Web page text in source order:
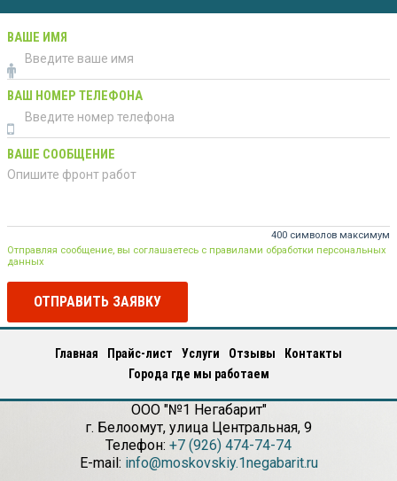
ВАШЕ ИМЯ
ВАШ НОМЕР ТЕЛЕФОНА
ВАШЕ СООБЩЕНИЕ
400 символов максимум
Отправляя сообщение, вы соглашаетесь с правилами обработки персональных
данных
ОТПРАВИТЬ ЗАЯВКУ
Главная Прайс-лист Услуги Отзывы
Контакты
Города где мы работаем
ООО "№1 Негабарит"
г. Белоомут, улица Центральная, 9
Телефон: +7 (926) 474-74-74
E-mail: info@moskovskiy.1negabarit.ru